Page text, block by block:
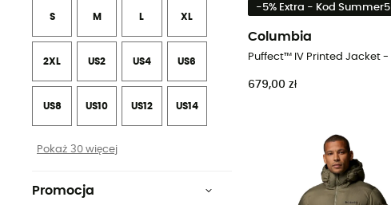
S M L XL
2XL US2 US4 US6
US8 US10 US12 US14
Pokaż 30 więcej
Promocja
-5% Extra - Kod Summer5
Columbia
679,00 zł